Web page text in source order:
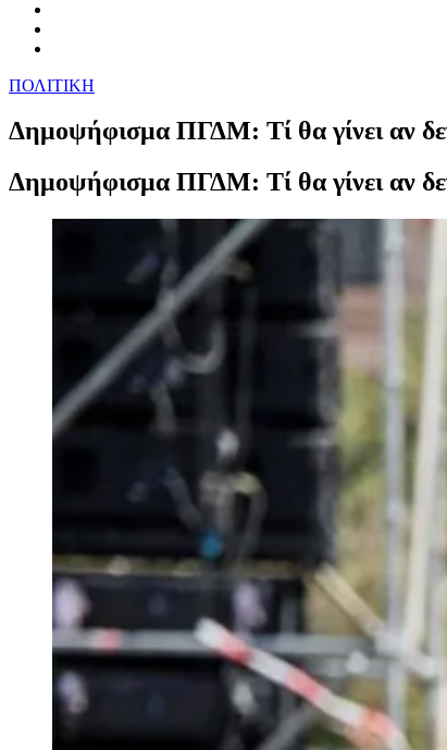
ΠΟΛΙΤΙΚΗ
Δημοψήφισμα ΠΓΔΜ: Τί θα γίνει αν
Δημοψήφισμα ΠΓΔΜ: Τί θα γίνει αν